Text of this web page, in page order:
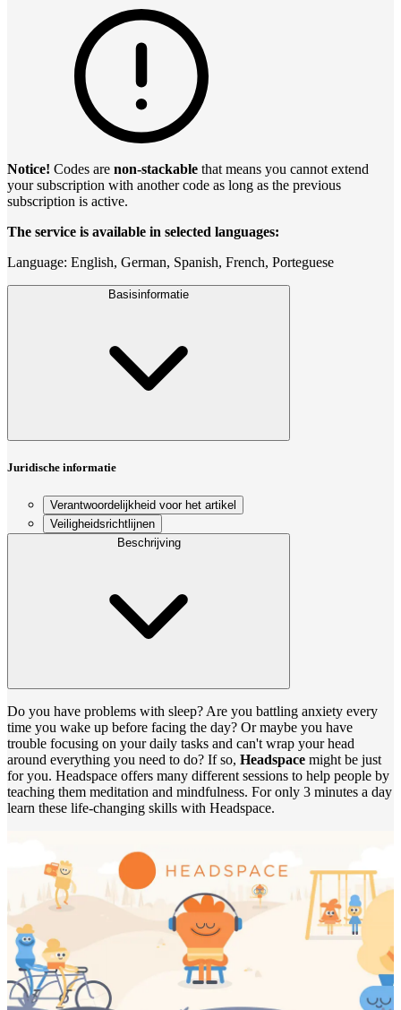
Notice! Codes are non-stackable that means you cannot extend
your subscription with another code as long as the previous
subscription is active.
The service is available in selected languages:
Language: English, German, Spanish, French, Porteguese
Basisinformatie
Juridische informatie
Verantwoordelijkheid voor het artikel
Veiligheidsrichtlijnen
Beschrijving
Do you have problems with sleep? Are you battling anxiety every
time you wake up before facing the day? Or maybe you have
trouble focusing on your daily tasks and can't wrap your head
around everything you need to do? If so, Headspace might be just
for you. Headspace offers many different sessions to help people by
teaching them meditation and mindfulness. For only 3 minutes a day
learn these life-changing skills with Headspace.